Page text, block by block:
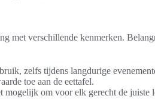
met verschillende kenmerken.
zelfs tijdens langdurige
toe aan de eettafel.
mogelijk om voor elk gerecht de juiste